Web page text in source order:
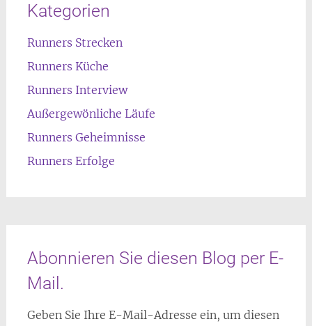
Kategorien
Runners Strecken
Runners Küche
Runners Interview
Außergewönliche Läufe
Runners Geheimnisse
Runners Erfolge
Abonnieren Sie diesen Blog per E-
Mail.
Geben Sie Ihre E-Mail-Adresse ein, um diesen